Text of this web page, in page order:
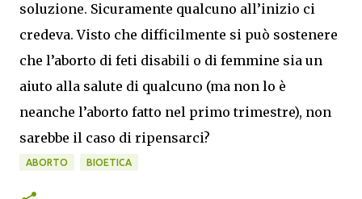
soluzione. Sicuramente qualcuno all’inizio ci
credeva. Visto che difficilmente si può sostenere
che l’aborto di feti disabili o di femmine sia un
aiuto alla salute di qualcuno (ma non lo è
neanche l’aborto fatto nel primo trimestre), non
sarebbe il caso di ripensarci?
ABORTO BIOETICA